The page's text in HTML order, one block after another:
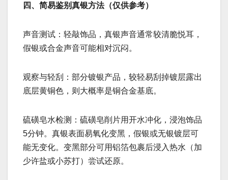
四、简易鉴别真银方法（仅供参考）
声音测试：轻敲饰品，真银声音通常较清脆悦耳，
假银或合金声音可能相对沉闷。
观察与轻刮：部分镀银产品，较轻易刮掉镀层露出
底层黄铜色，则大概率是铜合金基底。
硫磺皂水检测：硫磺皂削片用开水冲化，浸泡饰品
5分钟。真银表面易氧化变黑，假银或无银镀层可
能无变化。变黑部分可用铝箔包裹后浸入热水（加
少许盐或小苏打）尝试还原。